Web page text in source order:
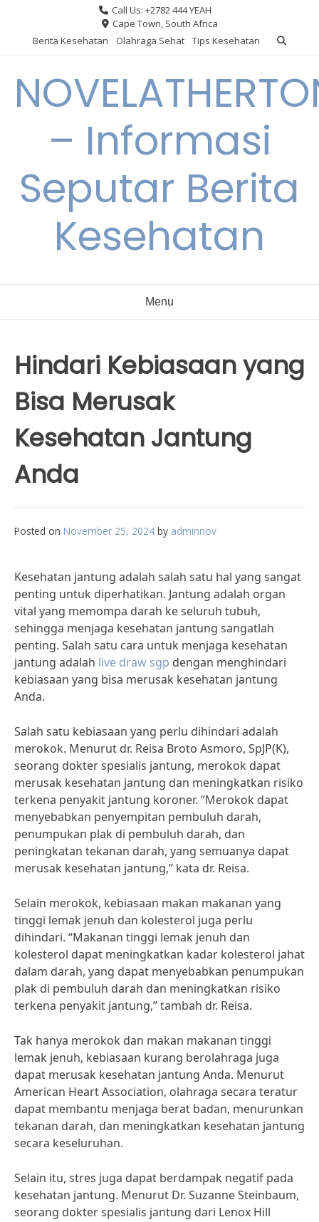
content
Call Us: +2782 444 YEAH
Cape Town, South Africa
Berita Kesehatan
Olahraga Sehat Tips Kesehatan
– Informasi
Seputar Berita
Kesehatan
Menu
Hindari Kebiasaan yang
Bisa Merusak
Kesehatan Jantung
Anda
Posted on November 25, 2024 by adminnov
Kesehatan jantung adalah salah satu hal yang sangat
penting untuk diperhatikan. Jantung adalah organ
vital yang memompa darah ke seluruh tubuh,
sehingga menjaga kesehatan jantung sangatlah
penting. Salah satu cara untuk menjaga kesehatan
jantung adalah live draw sgp dengan menghindari
kebiasaan yang bisa merusak kesehatan jantung
Anda.
Salah satu kebiasaan yang perlu dihindari adalah
merokok. Menurut dr. Reisa Broto Asmoro, SpJP(K),
seorang dokter spesialis jantung, merokok dapat
merusak kesehatan jantung dan meningkatkan risiko
terkena penyakit jantung koroner. “Merokok dapat
menyebabkan penyempitan pembuluh darah,
penumpukan plak di pembuluh darah, dan
peningkatan tekanan darah, yang semuanya dapat
merusak kesehatan jantung,” kata dr. Reisa.
Selain merokok, kebiasaan makan makanan yang
tinggi lemak jenuh dan kolesterol juga perlu
dihindari. “Makanan tinggi lemak jenuh dan
kolesterol dapat meningkatkan kadar kolesterol jahat
dalam darah, yang dapat menyebabkan penumpukan
plak di pembuluh darah dan meningkatkan risiko
terkena penyakit jantung,” tambah dr. Reisa.
Tak hanya merokok dan makan makanan tinggi
lemak jenuh, kebiasaan kurang berolahraga juga
dapat merusak kesehatan jantung Anda. Menurut
American Heart Association, olahraga secara teratur
dapat membantu menjaga berat badan, menurunkan
tekanan darah, dan meningkatkan kesehatan jantung
secara keseluruhan.
Selain itu, stres juga dapat berdampak negatif pada
kesehatan jantung. Menurut Dr. Suzanne Steinbaum,
seorang dokter spesialis jantung dari Lenox Hill